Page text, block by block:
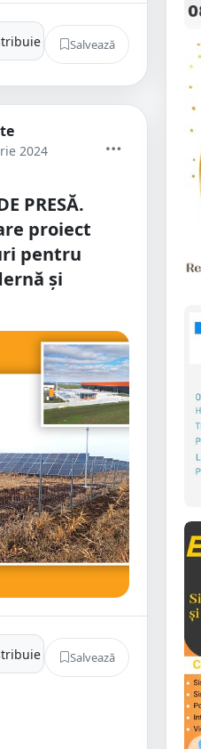
Salvează
2024
PRESĂ.
proiect
pentru
și
Salvează